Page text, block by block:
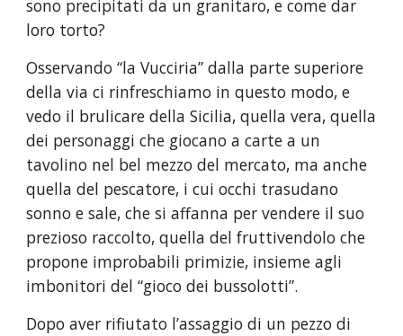
sono precipitati da un granitaro, e come dar
loro torto?
Osservando “la Vucciria” dalla parte superiore
della via ci rinfreschiamo in questo modo, e
vedo il brulicare della Sicilia, quella vera, quella
dei personaggi che giocano a carte a un
tavolino nel bel mezzo del mercato, ma anche
quella del pescatore, i cui occhi trasudano
sonno e sale, che si affanna per vendere il suo
prezioso raccolto, quella del fruttivendolo che
propone improbabili primizie, insieme agli
imbonitori del “gioco dei bussolotti”.
Dopo aver rifiutato l’assaggio di un pezzo di